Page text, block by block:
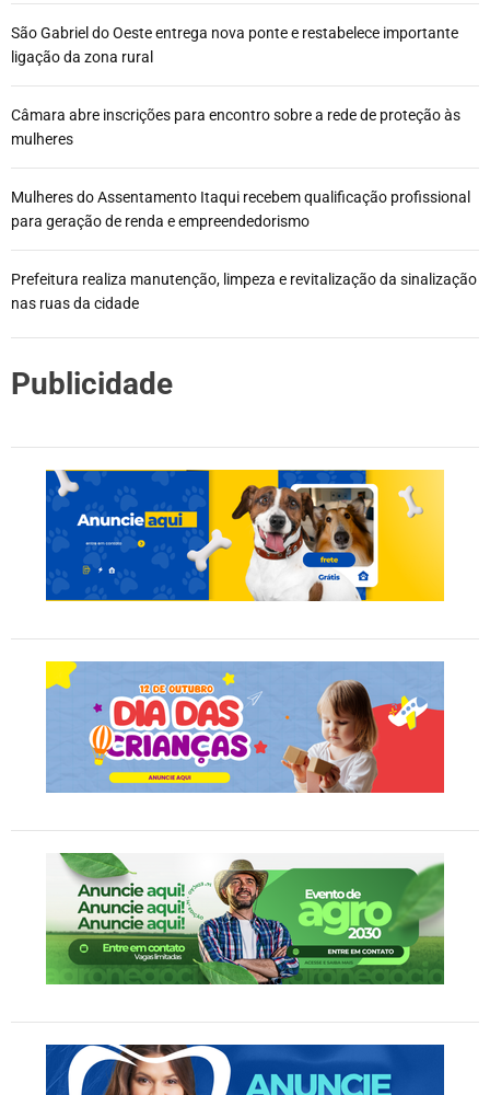
São Gabriel do Oeste entrega nova ponte e restabelece importante
ligação da zona rural
Câmara abre inscrições para encontro sobre a rede de proteção às
mulheres
Mulheres do Assentamento Itaqui recebem qualificação profissional
para geração de renda e empreendedorismo
Prefeitura realiza manutenção, limpeza e revitalização da sinalização
nas ruas da cidade
Publicidade